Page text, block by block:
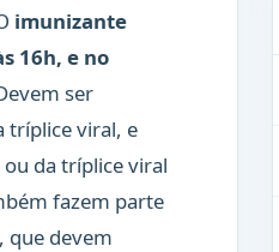
imunizante
16h, e no
ser
tríplice viral, e
da tríplice viral
fazem parte
que devem